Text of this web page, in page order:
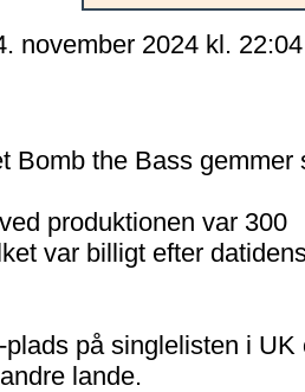
november 2024 kl. 22:04
Bomb the Bass gemmer
produktionen var 300
var billigt efter
på singlelisten i UK
lande.